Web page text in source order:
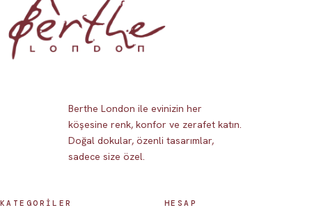
Berthe London ile evinizin her
köşesine renk, konfor ve zerafet katın.
Doğal dokular, özenli tasarımlar,
sadece size özel.
KATEGORİLER HESAP